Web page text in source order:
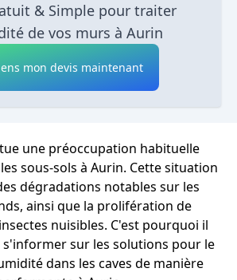
& Simple pour traiter
de vos murs à Aurin
mon devis maintenant
une préoccupation habituelle
sous-sols à Aurin. Cette situation
dégradations notables sur les
ainsi que la prolifération de
nuisibles. C'est pourquoi il
sur les solutions pour le
dans les caves de manière